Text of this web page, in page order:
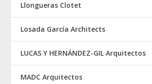
Llongueras Clotet
Losada García Architects
LUCAS Y HERNÁNDEZ-GIL Arquitectos
MADC Arquitectos